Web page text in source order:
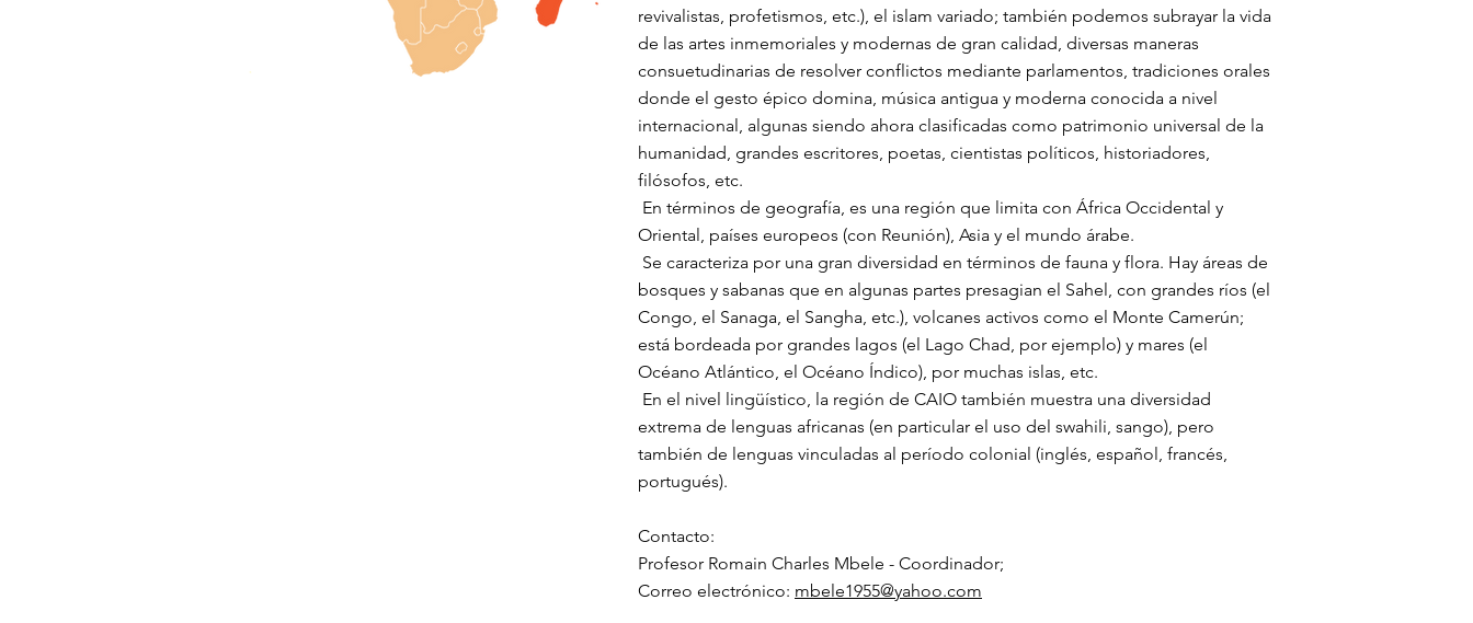
revivalistas, profetismos, etc.), el islam variado; también podemos subrayar la vida
de las artes inmemoriales y modernas de gran calidad, diversas maneras
consuetudinarias de resolver conflictos mediante parlamentos, tradiciones orales
donde el gesto épico domina, música antigua y moderna conocida a nivel
internacional, algunas siendo ahora clasificadas como patrimonio universal de la
humanidad, grandes escritores, poetas, cientistas políticos, historiadores,
filósofos, etc.
En términos de geografía, es una región que limita con África Occidental y
Oriental, países europeos (con Reunión), Asia y el mundo árabe.
Se caracteriza por una gran diversidad en términos de fauna y flora. Hay áreas de
bosques y sabanas que en algunas partes presagian el Sahel, con grandes ríos (el
Congo, el Sanaga, el Sangha, etc.), volcanes activos como el Monte Camerún;
está bordeada por grandes lagos (el Lago Chad, por ejemplo) y mares (el
Océano Atlántico, el Océano Índico), por muchas islas, etc.
En el nivel lingüístico, la región de CAIO también muestra una diversidad
extrema de lenguas africanas (en particular el uso del swahili, sango), pero
también de lenguas vinculadas al período colonial (inglés, español, francés,
portugués).
Contacto:
Profesor Romain Charles Mbele - Coordinador;
Correo electrónico: mbele1955@yahoo.com